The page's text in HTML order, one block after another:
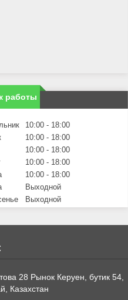
работы
10:00
18:00
10:00
18:00
10:00
18:00
10:00
18:00
10:00
18:00
Выходной
Выходной
28 Рынок Керуен, бутик 54,
Казахстан